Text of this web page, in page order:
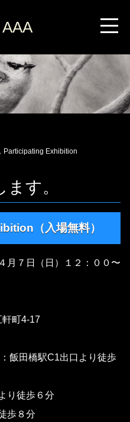
， Participating Exhibition
す。
（入場無料）
月７日（日）１２：００〜
軒町4-17
飯田橋駅C1出口より徒歩
り徒歩６分
歩８分